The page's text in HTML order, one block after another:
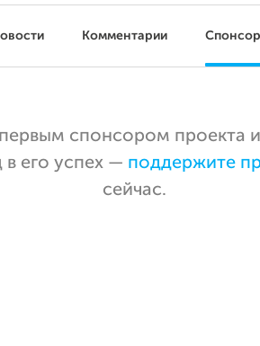
Комментарии
спонсором проекта
в его успех — поддержите
сейчас.